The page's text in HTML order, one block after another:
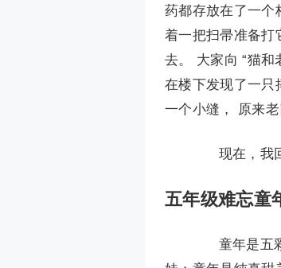
药都存放在了一个
着一把扫帚准备打
去。 大家向 “猫和
在楼下发现了一只
一个小缝， 原来老
现在，我回
五年级难忘童
童年是五彩